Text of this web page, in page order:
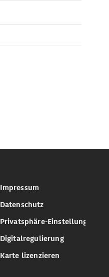
Impressum
Datenschutz
Privatsphäre-Einstellungen
Digitalregulierung
Karte lizenzieren